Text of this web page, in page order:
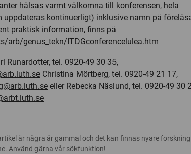
hälsas varmt välkomna till konferensen, hela
uppdateras kontinuerligt) inklusive namn på
praktisk information, finns på
arb/genus_tekn/ITDGconferencelulea.htm
Runardotter, tel. 0920-49 30 35,
Christina Mörtberg, tel. 0920-49 21 17,
eller Rebecka Näslund, tel. 0920-49 30
är några år gammal och det kan finnas nyare
Använd gärna vår sökfunktion!